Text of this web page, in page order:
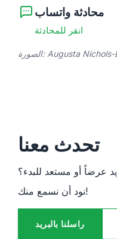
محادثة واتساب
انقر للمحادثة
تحدث معنا
عرضاً أو مستعد للبدء؟
نود أن نسمع منك!
راسلنا بالبريد